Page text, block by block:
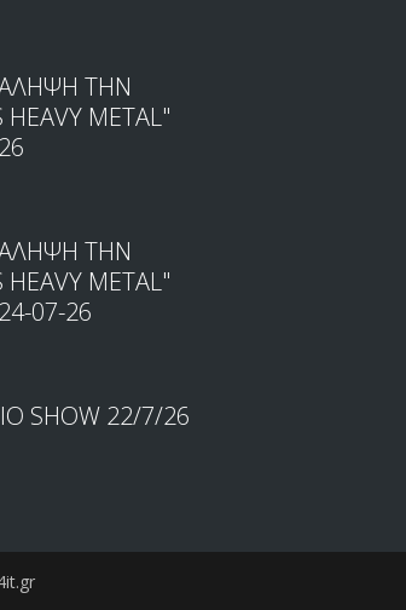
ΤΗΝ
METAL"
ΤΗΝ
METAL"
07-26
SHOW 22/7/26